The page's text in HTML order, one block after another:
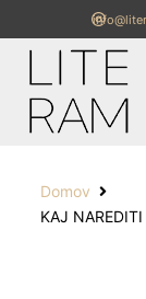
Domov
KAJ